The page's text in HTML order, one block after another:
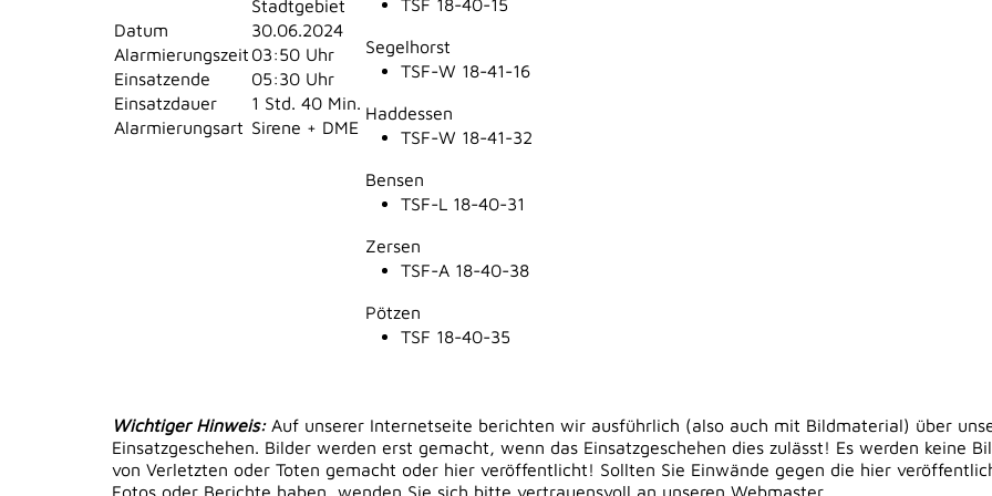
Stadtgebiet
Datum
30.06.2024
Alarmierungszeit 03:50 Uhr
Einsatzende
05:30 Uhr
Einsatzdauer
1 Std. 40 Min.
Alarmierungsart Sirene + DME
TSF 18-40-15
Segelhorst
TSF-W 18-41-16
Haddessen
TSF-W 18-41-32
Bensen
TSF-L 18-40-31
Zersen
TSF-A 18-40-38
Pötzen
TSF 18-40-35
Wichtiger Hinweis: Auf unserer Internetseite berichten wir ausführlich (also auch mit Bildmaterial) über
Einsatzgeschehen. Bilder werden erst gemacht, wenn das Einsatzgeschehen dies zulässt! Es werden keine
von Verletzten oder Toten gemacht oder hier veröffentlicht! Sollten Sie Einwände gegen die hier
Fotos oder Berichte haben, wenden Sie sich bitte vertrauensvoll an unseren Webmaster.